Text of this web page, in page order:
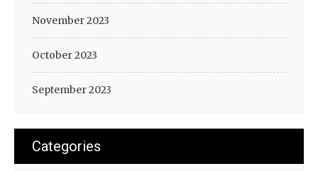
November 2023
October 2023
September 2023
Categories